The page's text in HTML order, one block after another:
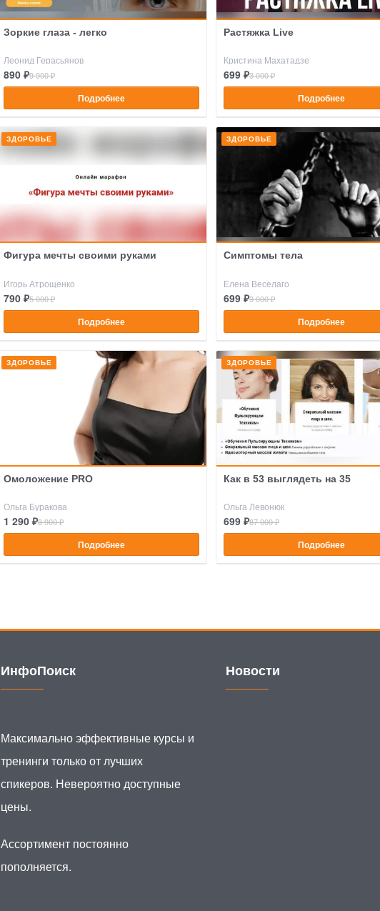
Зоркие глаза - легко
Леонид Герасьянов
890 ₽9 900 ₽
Подробнее
Растяжка Live
Кристина Махатадзе
699 ₽3 000 ₽
Подробнее
ЗДОРОВЬЕ
Фигура мечты своими руками
Игорь Атрощенко
790 ₽5 000 ₽
Подробнее
ЗДОРОВЬЕ
Симптомы тела
Елена Веселаго
699 ₽3 000 ₽
Подробнее
ЗДОРОВЬЕ
Омоложение PRO
Ольга Буракова
1 290 ₽8 900 ₽
Подробнее
ЗДОРОВЬЕ
Как в 53 выглядеть на 35
Ольга Левонюк
699 ₽87 000 ₽
Подробнее
ИнфоПоиск
Максимально эффективные курсы и
тренинги только от лучших
спикеров. Невероятно доступные
цены.
Ассортимент постоянно
пополняется.
Новости